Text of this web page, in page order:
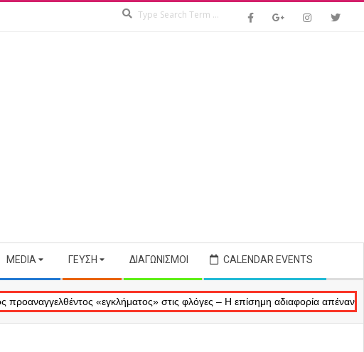
MEDIA ΓΕΎΣΗ ΔΙΑΓΩΝΙΣΜΟΊ CALENDAR EVENTS
«εγκλήματος» στις φλόγες – Η επίσημη αδιαφορία απέναντι στις